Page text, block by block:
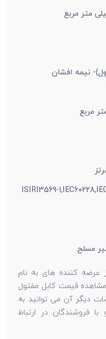
نیمه افشان
مسلح
کننده های به نام
قیمت کابل مفتول
دیگر آن می توانید به
فروشندگان در ارتباط